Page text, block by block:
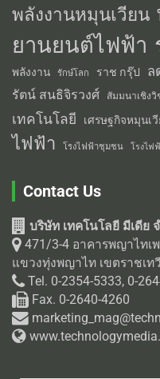
พลังงานหมุนเวียน
ยานยนต์ไฟฟ้า
พลังงาน
รักษ์โลก ราช กรุ๊ป ล
รัตน์ สนธิจิรวงศ์
สัมมนาเชิงวิ
เทคโนโลยี เศรษฐกิจหมุนเ
ไฟฟ้า
โรงไฟฟ้าชุมชน โรงไฟ
Contact Us
บริษัท เทคโนโลยี มีเดีย
471/3-4 อาคารพญาไทเ
แขวงทุ่งพญาไท เขตราชเท
Tel. 0-2354-5333, 0-
Fax. 0-2640-4260